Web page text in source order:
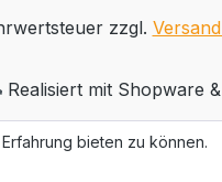
zzgl.
Realisiert mit Shopware
bieten zu können.